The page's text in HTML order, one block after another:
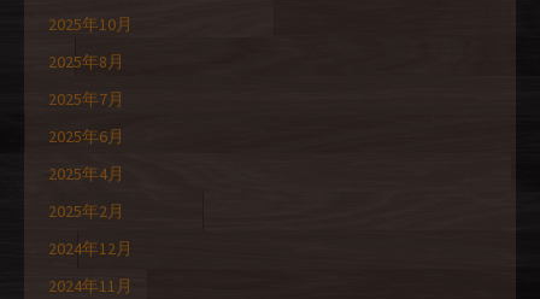
2025年10月
2025年8月
2025年7月
2025年6月
2025年4月
2025年2月
2024年12月
2024年11月